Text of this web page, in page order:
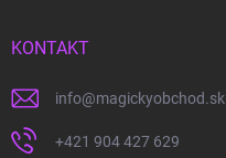
KONTAKT
info@magickyobchod.sk
+421 904 427 629